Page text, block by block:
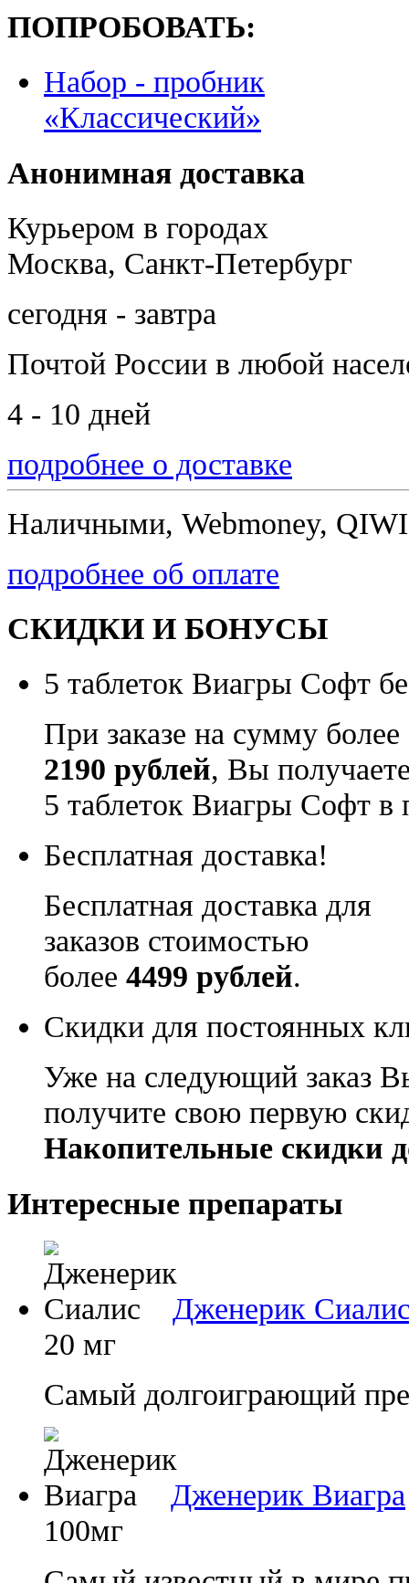
ПОПРОБОВАТЬ:
Набор - пробник
«Классический»
Анонимная доставка
Курьером в городах
Москва, Санкт-Петербург
сегодня - завтра
Почтой России в любой
4 - 10 дней
подробнее о доставке
Наличными, Webmoney,
подробнее об оплате
СКИДКИ И БОНУСЫ
5 таблеток Виагры Софт
При заказе на сумму более
2190 рублей, Вы
5 таблеток Виагры Софт в
Бесплатная доставка!
Бесплатная доставка для
заказов стоимостью
более 4499 рублей.
Скидки для постоянных
Уже на следующий заказ
получите свою первую
Накопительные скидки
Интересные препараты
Дженерик
20 мг
Самый долгоиграющий
Дженерик Виагра
100мг